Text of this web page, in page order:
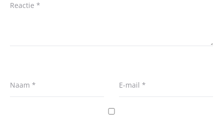
Reactie *
Naam * E-mail *